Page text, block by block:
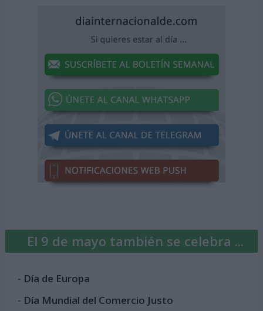
El 9 de mayo también se celebra ...
- Día de Europa
- Día Mundial del Comercio Justo